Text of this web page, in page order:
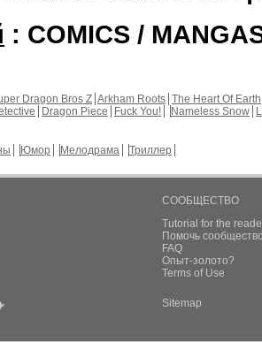
: COMICS /
Dragon Bros Z Arkham Roots The Heart Of Earth
Dragon Piece Fuck You! Nameless Snow
Юмор Мелодрама Триллер
СООБЩЕСТВО
Tutorial for the
Помочь
FAQ
Опыт-золото?
Terms of Use
Sitemap